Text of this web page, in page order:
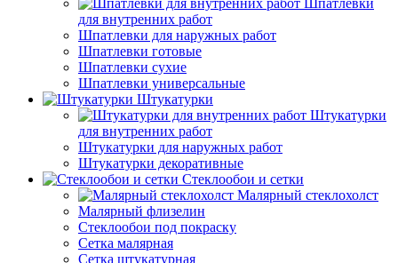
для внутренних работ
Шпатлевки для наружных работ
Шпатлевки готовые
Шпатлевки сухие
Шпатлевки универсальные
Штукатурки
Штукатурки
для внутренних работ
Штукатурки для наружных работ
Штукатурки декоративные
Стеклообои и сетки
Малярный стеклохолст
Малярный флизелин
Стеклообои под покраску
Сетка малярная
Сетка штукатурная